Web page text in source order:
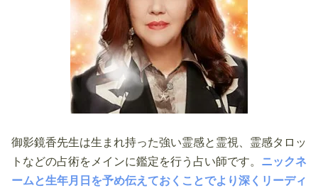
御影鏡香先生は生まれ持った強い霊感と霊視、霊感タロッ
トなどの占術をメインに鑑定を行う占い師です。 ニックネ
ームと生年月日を予め伝えておくことでより深くリーディ